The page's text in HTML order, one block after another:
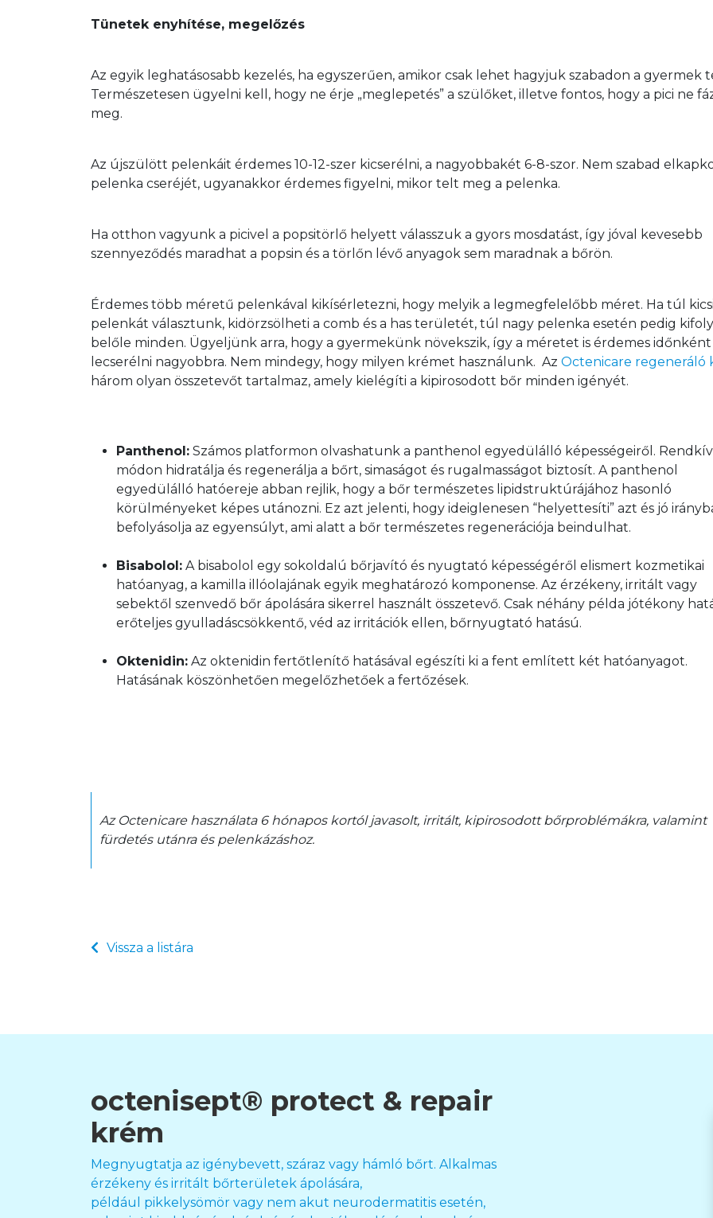
Tünetek enyhítése, megelőzés
Az egyik leghatásosabb kezelés, ha egyszerűen, amikor csak lehet hagyjuk szabadon a gyermek
Természetesen ügyelni kell, hogy ne érje „meglepetés” a szülőket, illetve fontos, hogy a pici ne
meg.
Az újszülött pelenkáit érdemes 10-12-szer kicserélni, a nagyobbakét 6-8-szor. Nem szabad
pelenka cseréjét, ugyanakkor érdemes figyelni, mikor telt meg a pelenka.
Ha otthon vagyunk a picivel a popsitörlő helyett válasszuk a gyors mosdatást, így jóval kevesebb
szennyeződés maradhat a popsin és a törlőn lévő anyagok sem maradnak a bőrön.
Érdemes több méretű pelenkával kikísérletezni, hogy melyik a legmegfelelőbb méret. Ha túl
pelenkát választunk, kidörzsölheti a comb és a has területét, túl nagy pelenka esetén pedig
belőle minden. Ügyeljünk arra, hogy a gyermekünk növekszik, így a méretet is érdemes
lecserélni nagyobbra. Nem mindegy, hogy milyen krémet használunk.  Az Octenicare regeneráló
három olyan összetevőt tartalmaz, amely kielégíti a kipirosodott bőr minden igényét.
Panthenol: Számos platformon olvashatunk a panthenol egyedülálló képességeiről.
módon hidratálja és regenerálja a bőrt, simaságot és rugalmasságot biztosít. A panthenol
egyedülálló hatóereje abban rejlik, hogy a bőr természetes lipidstruktúrájához hasonló
körülményeket képes utánozni. Ez azt jelenti, hogy ideiglenesen “helyettesíti” azt és jó
befolyásolja az egyensúlyt, ami alatt a bőr természetes regenerációja beindulhat.
Bisabolol: A bisabolol egy sokoldalú bőrjavító és nyugtató képességéről elismert kozmetikai
hatóanyag, a kamilla illóolajának egyik meghatározó komponense. Az érzékeny, irritált vagy
sebektől szenvedő bőr ápolására sikerrel használt összetevő. Csak néhány példa jótékony
erőteljes gyulladáscsökkentő, véd az irritációk ellen, bőrnyugtató hatású.
Oktenidin: Az oktenidin fertőtlenítő hatásával egészíti ki a fent említett két hatóanyagot.
Hatásának köszönhetően megelőzhetőek a fertőzések.
Az Octenicare használata 6 hónapos kortól javasolt, irritált, kipirosodott bőrproblémákra, valamint
fürdetés utánra és pelenkázáshoz.
Vissza a listára
octenisept® protect & repair
krém
Megnyugtatja az igénybevett, száraz vagy hámló bőrt. Alkalmas
érzékeny és irritált bőrterületek ápolására,
például pikkelysömör vagy nem akut neurodermatitis esetén,